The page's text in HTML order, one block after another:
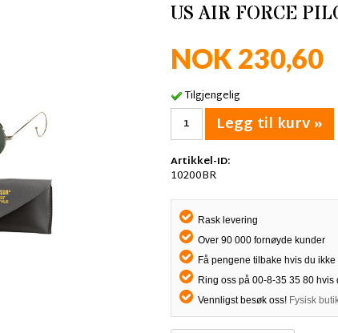
US AIR FORCE
NOK 230,60
Tilgjengelig
Legg til kurv »
Artikkel-ID:
10200BR
Rask levering
Over 90 000 fornøyde kunder
Få pengene tilbake hvis du ikke
Ring oss på 00-8-35 35 80 hvis
Vennligst besøk oss! Fysisk